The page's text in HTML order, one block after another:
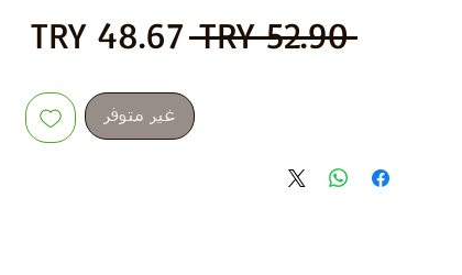
‏52.90 TRY
سعر
غير متوفر